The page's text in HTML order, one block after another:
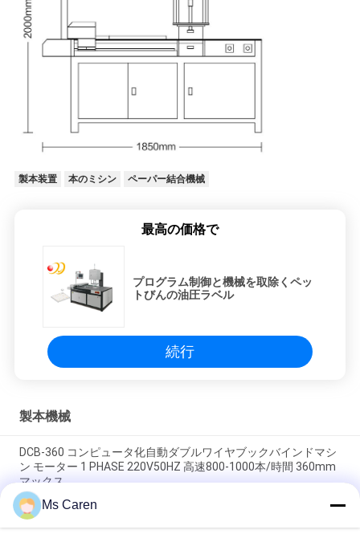
PRIVACY
製本装置 本のミシン ペーパー結合機械
最高の価格で
プログラム制御と機械を取除くペッ
トびんの油圧ラベル
続行
製本機械
DCB-360 コンピュータ化自動ダブルワイヤブックバインドマシ
ン モーター 1 PHASE 220V50HZ 高速800-1000本/時間 360mm
マックス
PRINTYOUNG PRY-460D 電動半自動本編編織シューティングマ
シン
Ms Caren